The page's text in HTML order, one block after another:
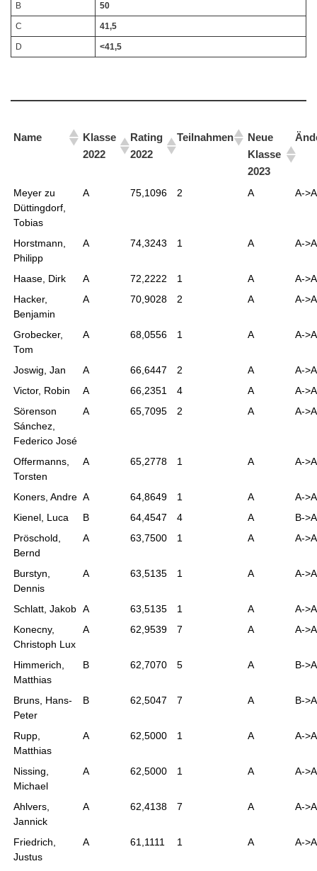
B 50
C 41,5
D <41,5
Name
Klasse
2022
Rating
2022
Teilnahmen
Neue
Klasse
2023
Meyer zu
Düttingdorf,
Tobias
A 75,1096 2 A A->A
Horstmann,
Philipp
A 74,3243 1 A A->A
Haase, Dirk A 72,2222 1 A
A->A
Hacker,
Benjamin
A 70,9028 2 A A->A
Grobecker,
Tom
A 68,0556 1 A A->A
Joswig, Jan A 66,6447 2 A
A->A
Victor, Robin
A 66,2351 4 A
A->A
Sörenson
Sánchez,
Federico José
A 65,7095 2 A A->A
Offermanns,
Torsten
A 65,2778 1 A A->A
Koners, Andre A 64,8649 1 A
A->A
Kienel, Luca
B 64,4547 4 A
B->A
Pröschold,
Bernd
A 63,7500 1 A A->A
Burstyn,
Dennis
A 63,5135 1 A A->A
Schlatt, Jakob A 63,5135 1 A
A->A
Konecny,
Christoph Lux
A 62,9539 7 A A->A
Himmerich,
Matthias
B 62,7070 5 A B->A
Bruns, Hans-
Peter
B 62,5047 7 A B->A
Rupp,
Matthias
A 62,5000 1 A A->A
Nissing,
Michael
A 62,5000 1 A A->A
Ahlvers,
Jannick
A 62,4138 7 A A->A
Friedrich,
Justus
A 61,1111 1 A A->A